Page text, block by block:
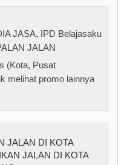
JASA, IPD Belajasaku
JALAN
(Kota, Pusat
melihat promo lainnya